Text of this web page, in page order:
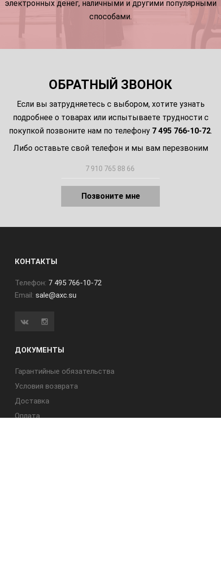
электронных денег, наличными и другими популярными
способами.
ОБРАТНЫЙ ЗВОНОК
Если вы затрудняетесь с выбором, хотите узнать
подробнее о товарах или испытываете трудности с
покупкой позвоните нам по телефону 7 495 766-10-72.
Либо оставьте свой телефон и мы вам перезвоним
Позвоните мне
КОНТАКТЫ
Телефон: 7 495 766-10-72
Email: sale@axc.su
ДОКУМЕНТЫ
Гарантийные обязательства
Условия возврата
Доставка
Оплата